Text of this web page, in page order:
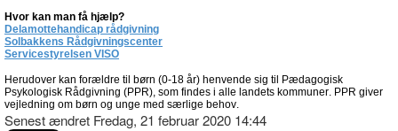
Hvor kan man få hjælp?
Delamottehandicap rådgivning
Solbakkens Rådgivningscenter
Servicestyrelsen VISO
Herudover kan forældre til børn (0-18 år) henvende sig til Pædagogisk
Psykologisk Rådgivning (PPR), som findes i alle landets kommuner. PPR giver
vejledning om børn og unge med særlige behov.
Senest ændret Fredag, 21 februar 2020 14:44